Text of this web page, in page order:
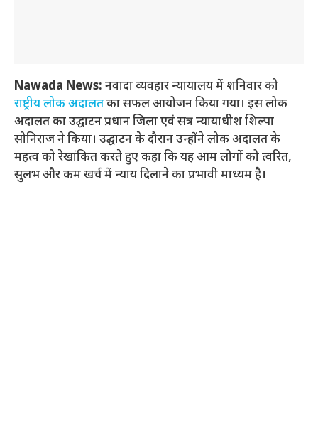
Nawada News: नवादा व्यवहार न्यायालय में शनिवार को
राष्ट्रीय लोक अदालतका सफल आयोजन किया गया। इस लोक
अदालत का उद्घाटन प्रधान जिला एवं सत्र न्यायाधीश शिल्पा
सोनिराज ने किया। उद्घाटन के दौरान उन्होंने लोक अदालत के
महत्व को रेखांकित करते हुए कहा कि यह आम लोगों को त्वरित,
सुलभ और कम खर्च में न्याय दिलाने का प्रभावी माध्यम है।